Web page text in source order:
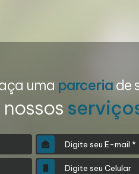
uma parceria de